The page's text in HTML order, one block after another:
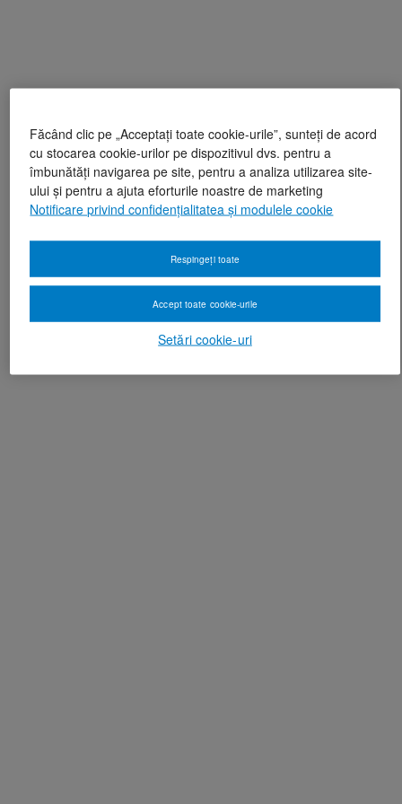
Făcând clic pe „Acceptați toate cookie-urile”, sunteți de acord
cu stocarea cookie-urilor pe dispozitivul dvs. pentru a
îmbunătăți navigarea pe site, pentru a analiza utilizarea site-
ului și pentru a ajuta eforturile noastre de marketing
Notificare privind confidențialitatea și modulele cookie
Setări cookie-uri
Respingeți toate
Accept toate cookie-urile